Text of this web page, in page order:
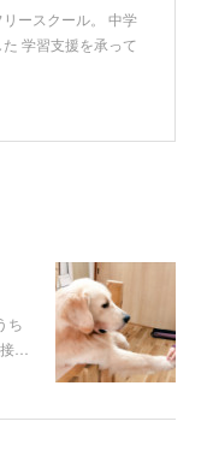
ースクール。 中学
学習支援を承って
ち
…